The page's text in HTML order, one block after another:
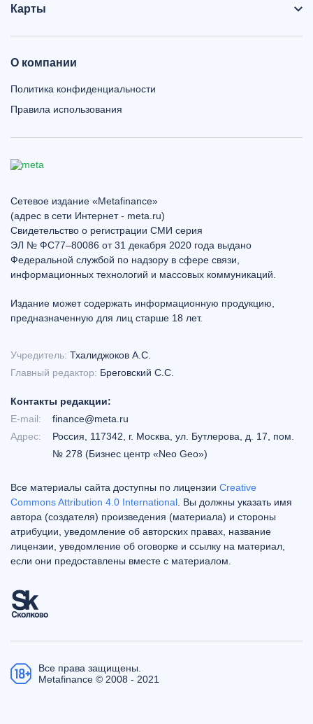
Карты
О компании
Политика конфиденциальности
Правила использования
Сетевое издание «Metafinance»
(адрес в сети Интернет - meta.ru)
Свидетельство о регистрации СМИ серия
ЭЛ № ФС77–80086 от 31 декабря 2020 года выдано
Федеральной службой по надзору в сфере связи,
информационных технологий и массовых коммуникаций.
Издание может содержать информационную продукцию,
предназначенную для лиц старше 18 лет.
Учредитель: Тхалиджоков А.С.
Главный редактор: Бреговский С.С.
Контакты редакции:
E-mail:
finance@meta.ru
Адрес:
Россия, 117342, г. Москва, ул. Бутлерова, д. 17, пом.
№ 278 (Бизнес центр «Neo Geo»)
Все материалы сайта доступны по лицензии Creative
Commons Attribution 4.0 International . Вы должны указать имя
автора (создателя) произведения (материала) и стороны
атрибуции, уведомление об авторских правах, название
лицензии, уведомление об оговорке и ссылку на материал,
если они предоставлены вместе с материалом.
Все права защищены.
Metafinance © 2008 - 2021